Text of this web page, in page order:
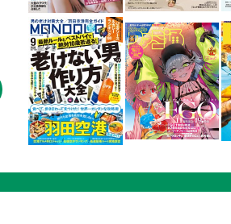
クルマと音楽 進化する音楽ライブ――多
スタイルに合った楽しみ方
ズバリひと言／定期購読のご案内／次号予